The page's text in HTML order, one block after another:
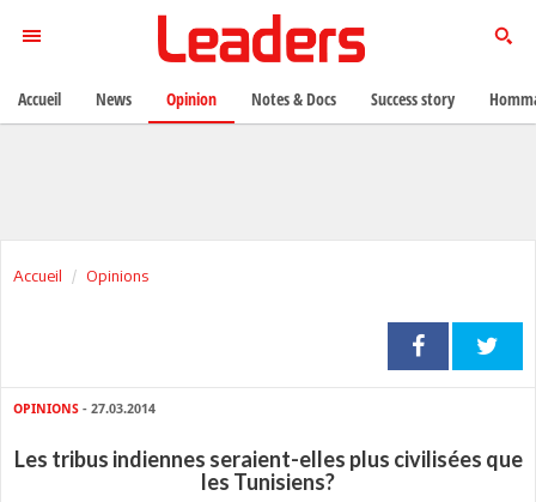
Accueil Opinions
OPINIONS - 27.03.2014
Les tribus indiennes seraient-elles plus civilisées que
les Tunisiens?
Accueil News Opinion Notes & Docs Success story